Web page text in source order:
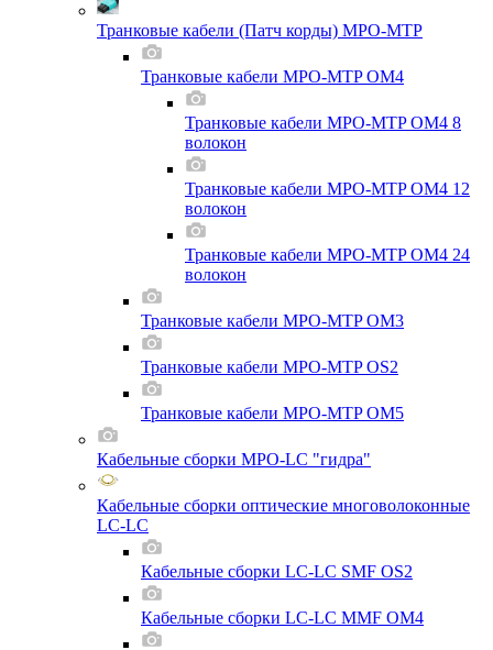
Транковые кабели (Патч корды) MPO-MTP
Транковые кабели MPO-MTP OM4
Транковые кабели MPO-MTP OM4 8
волокон
Транковые кабели MPO-MTP OM4 12
волокон
Транковые кабели MPO-MTP OM4 24
волокон
Транковые кабели MPO-MTP OM3
Транковые кабели MPO-MTP OS2
Транковые кабели MPO-MTP OM5
Кабельные сборки MPO-LC "гидра"
Кабельные сборки оптические многоволоконные
LC-LC
Кабельные сборки LC-LC SMF OS2
Кабельные сборки LC-LC MMF OM4